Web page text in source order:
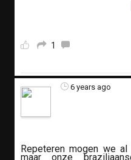
1
6 years ago
Repeteren mogen we
maar onze